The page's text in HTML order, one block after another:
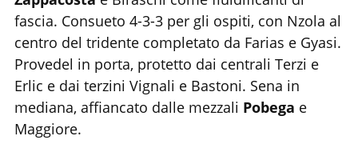
fascia. Consueto 4-3-3 per gli ospiti, con Nzola al
centro del tridente completato da Farias e Gyasi.
Provedel in porta, protetto dai centrali Terzi e
Erlic e dai terzini Vignali e Bastoni. Sena in
mediana, affiancato dalle mezzali Pobega e
Maggiore.